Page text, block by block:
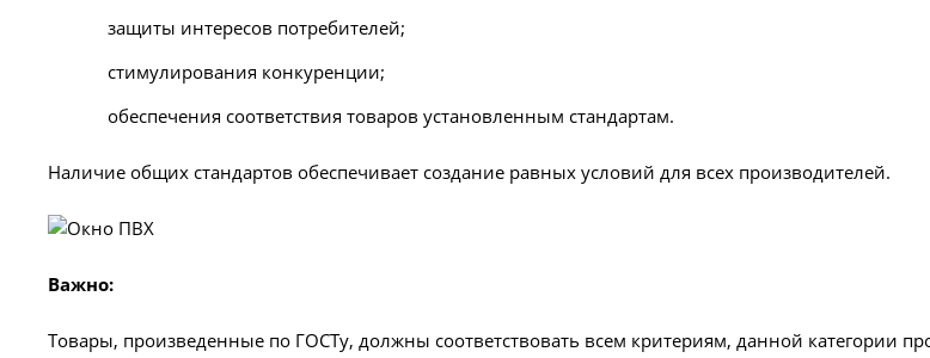
защиты интересов потребителей;
стимулирования конкуренции;
обеспечения соответствия товаров установленным стандартам.
Наличие общих стандартов обеспечивает создание равных условий для всех производителей.
Важно:
Товары, произведенные по ГОСТу, должны соответствовать всем критериям, данной категории